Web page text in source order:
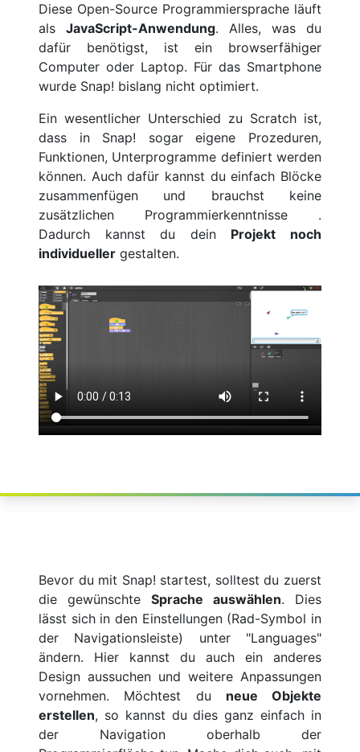
Diese Open-Source Programmiersprache läuft
als JavaScript-Anwendung. Alles, was du
dafür benötigst, ist ein browserfähiger
Computer oder Laptop. Für das Smartphone
wurde Snap! bislang nicht optimiert.
Ein wesentlicher Unterschied zu Scratch ist,
dass in Snap! sogar eigene Prozeduren,
Funktionen, Unterprogramme definiert werden
können. Auch dafür kannst du einfach Blöcke
zusammenfügen und brauchst keine
zusätzlichen Programmierkenntnisse .
Dadurch kannst du dein Projekt noch
individueller gestalten.
Bevor du mit Snap! startest, solltest du zuerst
die gewünschte Sprache auswählen. Dies
lässt sich in den Einstellungen (Rad-Symbol in
der Navigationsleiste) unter "Languages"
ändern. Hier kannst du auch ein anderes
Design aussuchen und weitere Anpassungen
vornehmen. Möchtest du neue Objekte
erstellen, so kannst du dies ganz einfach in
der Navigation oberhalb der